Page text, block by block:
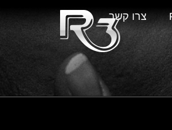
צרו קשר